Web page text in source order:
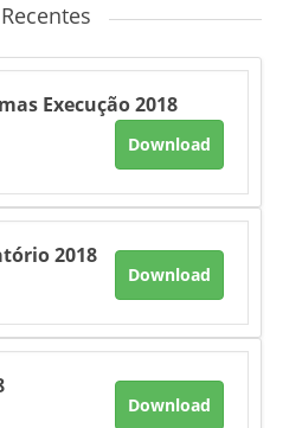
Execução 2018
Download
2018
Download
Download